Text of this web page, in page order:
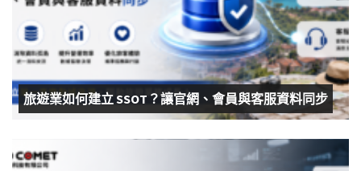
旅遊業如何建立 SSOT？讓官網、會員與客服資料同步